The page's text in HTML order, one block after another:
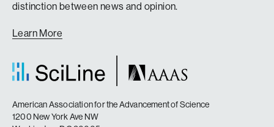
distinction between news and opinion.
Learn More
American Association for the Advancement of Science
1200 New York Ave NW